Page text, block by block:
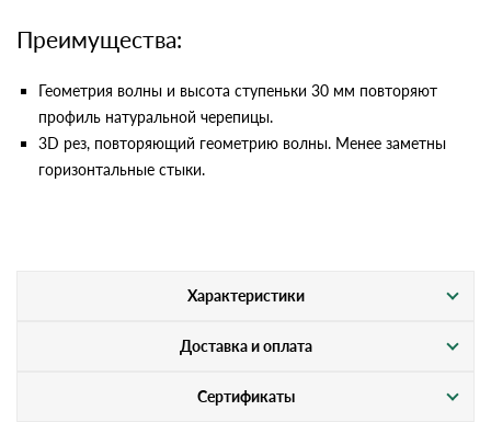
Преимущества:
Геометрия волны и высота ступеньки 30 мм повторяют
профиль натуральной черепицы.
3D рез, повторяющий геометрию волны. Менее заметны
горизонтальные стыки.
Характеристики
Доставка и оплата
Сертификаты